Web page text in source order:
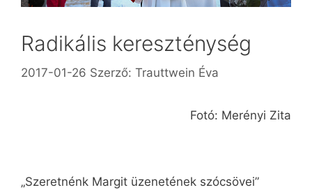
Radikális kereszténység
2017-01-26 Szerző: Trauttwein Éva
Fotó: Merényi Zita
„Szeretnénk Margit üzenetének szócsövei”